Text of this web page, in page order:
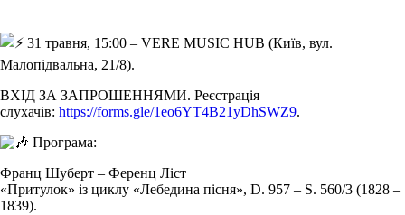
31 травня, 15:00 – VERE MUSIC HUB (Київ, вул.
Малопідвальна, 21/8).
ВХІД ЗА ЗАПРОШЕННЯМИ. Реєстрація
слухачів: https://forms.gle/1eo6YT4B21yDhSWZ9.
Програма:
Франц Шуберт – Ференц Ліст
«Притулок» із циклу «Лебедина пісня», D. 957 – S. 560/3 (1828 –
1839).